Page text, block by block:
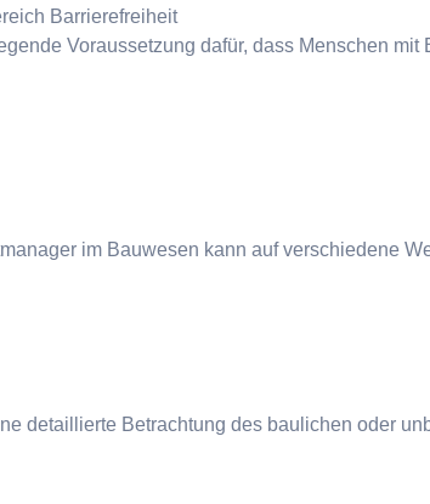
Barrierefreiheit
Voraussetzung dafür, dass Menschen mit
im Bauwesen kann auf verschiedene
detaillierte Betrachtung des baulichen oder